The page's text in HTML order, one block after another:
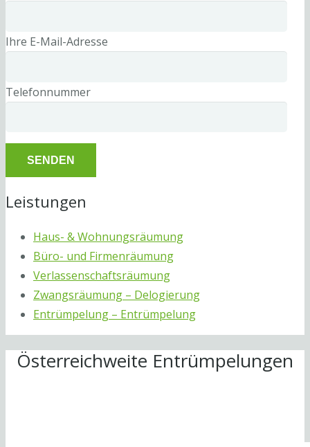
Ihre E-Mail-Adresse
Telefonnummer
Leistungen
Haus- & Wohnungsräumung
Büro- und Firmenräumung
Verlassenschaftsräumung
Zwangsräumung – Delogierung
Entrümpelung – Entrümpelung
Österreichweite Entrümpelungen